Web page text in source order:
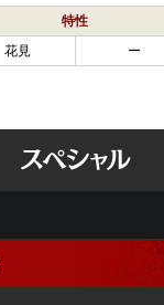
特性
花見 ー